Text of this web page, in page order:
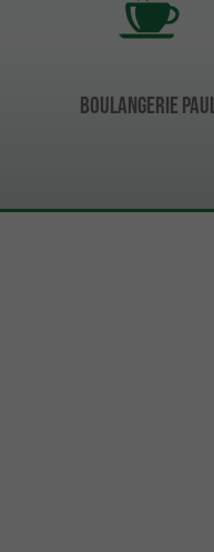
BOULANGERIE PAUL